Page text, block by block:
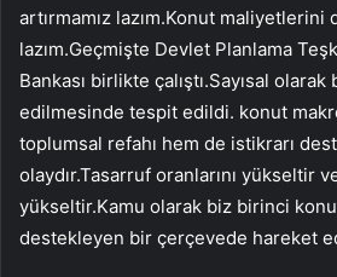
artırmamız lazım.Konut maliyetlerini
lazım.Geçmişte Devlet Planlama
Bankası birlikte çalıştı.Sayısal
edilmesinde tespit edildi. konut
toplumsal refahı hem de istikrarı
olaydır.Tasarruf oranlarını yükseltir
yükseltir.Kamu olarak biz birinci
destekleyen bir çerçevede hareket